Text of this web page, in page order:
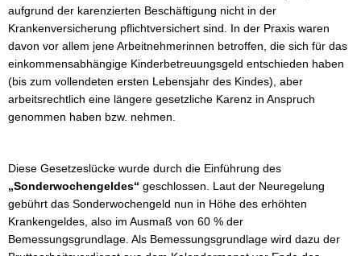
aufgrund der karenzierten Beschäftigung nicht in der
Krankenversicherung pflichtversichert sind. In der Praxis waren
davon vor allem jene Arbeitnehmerinnen betroffen, die sich für das
einkommensabhängige Kinderbetreuungsgeld entschieden haben
(bis zum vollendeten ersten Lebensjahr des Kindes), aber
arbeitsrechtlich eine längere gesetzliche Karenz in Anspruch
genommen haben bzw. nehmen.
Diese Gesetzeslücke wurde durch die Einführung des
„Sonderwochengeldes“ geschlossen. Laut der Neuregelung
gebührt das Sonderwochengeld nun in Höhe des erhöhten
Krankengeldes, also im Ausmaß von 60 % der
Bemessungsgrundlage. Als Bemessungsgrundlage wird dazu der